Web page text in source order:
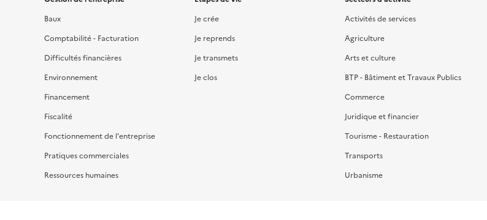
Baux
Comptabilité - Facturation
Difficultés financières
Environnement
Financement
Fiscalité
Fonctionnement de l'entreprise
Pratiques commerciales
Ressources humaines
Je crée
Je reprends
Je transmets
Je clos
Activités de services
Agriculture
Arts et culture
BTP - Bâtiment et Travaux Publics
Commerce
Juridique et financier
Tourisme - Restauration
Transports
Urbanisme